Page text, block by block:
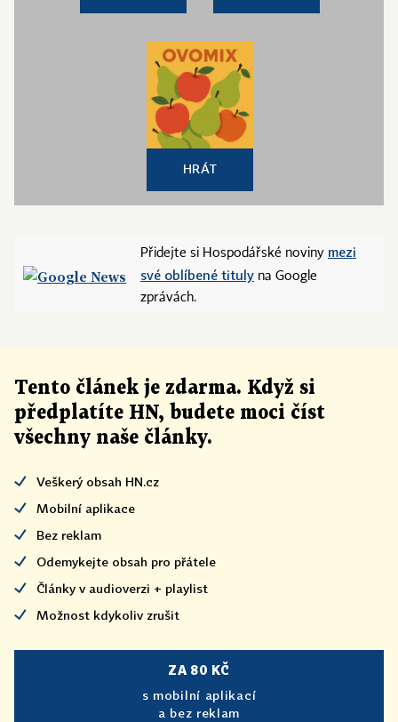
HRÁT
Přidejte si Hospodářské noviny mezi
své oblíbené tituly na Google
zprávách.
Tento článek je zdarma. Když si
předplatíte HN, budete moci číst
všechny naše články.
Veškerý obsah HN.cz
Mobilní aplikace
Bez reklam
Odemykejte obsah pro přátele
Články v audioverzi + playlist
Možnost kdykoliv zrušit
ZA 80 KČ
s mobilní aplikací
a bez reklam